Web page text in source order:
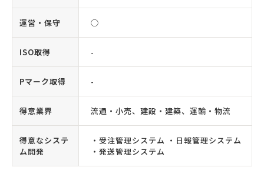
運営・保守 ◯
ISO取得 -
Pマーク取得 -
得意業界 流通・小売、建設・建築、運輸・物流
得意なシステ
ム開発
・受注管理システム ・日報管理システム
・発送管理システム